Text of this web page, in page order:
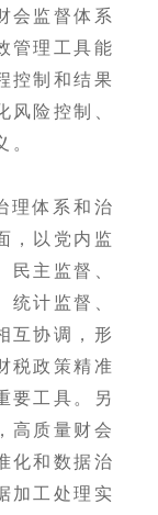
会监督体系
管理工具能
控制和结果
险控制、
理体系和治
，以党内监
主监督、
计监督、
互协调，形
税政策精准
要工具。另
高质量财会
化和数据治
加工处理实